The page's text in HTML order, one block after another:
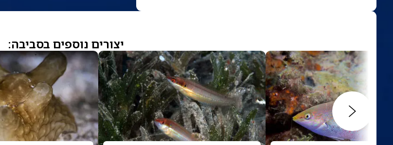
יצורים נוספים בסביבה: